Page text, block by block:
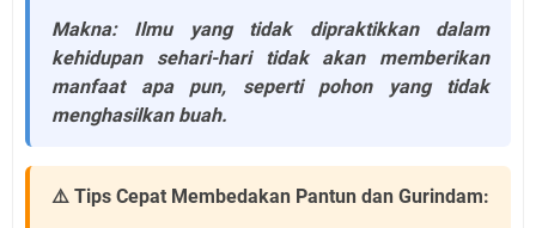
Makna: Ilmu yang tidak dipraktikkan dalam
kehidupan sehari-hari tidak akan memberikan
manfaat apa pun, seperti pohon yang tidak
menghasilkan buah.
⚠️ Tips Cepat Membedakan Pantun dan Gurindam: